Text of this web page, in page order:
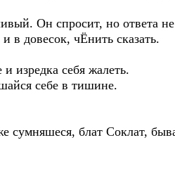
Он спросит, но ответа
в довесок, чЁнить сказать.
изредка себя жалеть.
себе в тишине.
блат Соклат,